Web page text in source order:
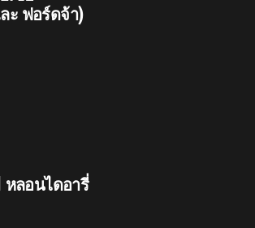
ฟอร์ดจ้า)
หลอนไดอารี่